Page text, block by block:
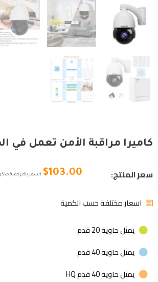
كاميرا مراقبة الأمن تعمل في
سعر المنتج: $103.00 السعر باكبر كمية
اسعار مختلفة حسب الكمية
يمثل حاوية 20 قدم
يمثل حاوية 40 قدم
يمثل حاوية 40 قدم HQ